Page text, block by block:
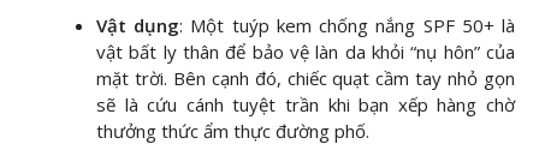
Vật dụng: Một tuýp kem chống nắng SPF 50+ là
vật bất ly thân để bảo vệ làn da khỏi “nụ hôn” của
mặt trời. Bên cạnh đó, chiếc quạt cầm tay nhỏ gọn
sẽ là cứu cánh tuyệt trần khi bạn xếp hàng chờ
thưởng thức ẩm thực đường phố.